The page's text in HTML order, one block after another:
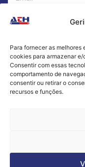
Para fornecer as melhores
cookies para armazenar
Consentir com essas
comportamento de
consentir ou retirar o
recursos e funções.
Criamos a cozinha
gastronómico!